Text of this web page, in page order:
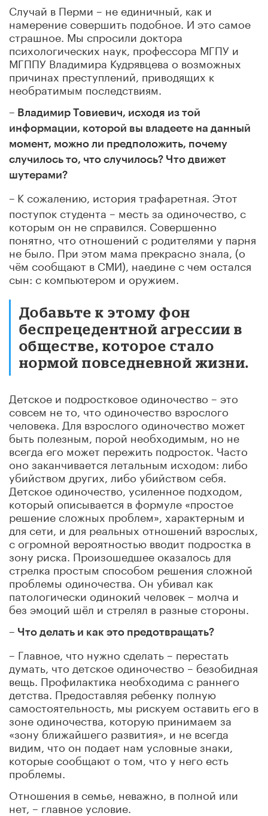
Случай в Перми – не единичный, как и
намерение совершить подобное. И это самое
страшное. Мы спросили доктора
психологических наук, профессора МГПУ и
МГППУ Владимира Кудрявцева о возможных
причинах преступлений, приводящих к
необратимым последствиям.
– Владимир Товиевич, исходя из той
информации, которой вы владеете на данный
момент, можно ли предположить, почему
случилось то, что случилось? Что движет
шутерами?
– К сожалению, история трафаретная. Этот
поступок студента – месть за одиночество, с
которым он не справился. Совершенно
понятно, что отношений с родителями у парня
не было. При этом мама прекрасно знала, (о
чём сообщают в СМИ), наедине с чем остался
сын: с компьютером и оружием.
Добавьте к этому фон
беспрецедентной агрессии в
обществе, которое стало
нормой повседневной жизни.
Детское и подростковое одиночество – это
совсем не то, что одиночество взрослого
человека. Для взрослого одиночество может
быть полезным, порой необходимым, но не
всегда его может пережить подросток. Часто
оно заканчивается летальным исходом: либо
убийством других, либо убийством себя.
Детское одиночество, усиленное подходом,
который описывается в формуле «простое
решение сложных проблем», характерным и
для сети, и для реальных отношений взрослых,
с огромной вероятностью вводит подростка в
зону риска. Произошедшее оказалось для
стрелка простым способом решения сложной
проблемы одиночества. Он убивал как
патологически одинокий человек – молча и
без эмоций шёл и стрелял в разные стороны.
– Что делать и как это предотвращать?
– Главное, что нужно сделать – перестать
думать, что детское одиночество – безобидная
вещь. Профилактика необходима с раннего
детства. Предоставляя ребенку полную
самостоятельность, мы рискуем оставить его в
зоне одиночества, которую принимаем за
«зону ближайшего развития», и не всегда
видим, что он подает нам условные знаки,
которые сообщают о том, что у него есть
проблемы.
Отношения в семье, неважно, в полной или
нет, – главное условие.